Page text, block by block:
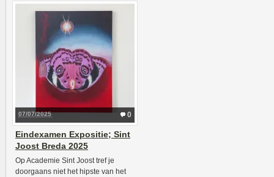
0
07/07/2025
Eindexamen Expositie; Sint
Joost Breda 2025
Op Academie Sint Joost tref je
doorgaans niet het hipste van het